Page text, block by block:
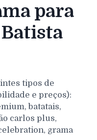
para
tipos de
e preços):
batatais,
carlos plus,
grama